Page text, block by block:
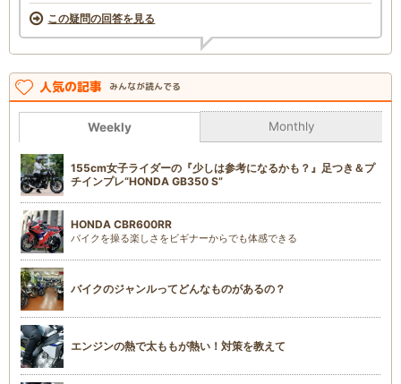
この疑問の回答を見る
人気の記事 みんなが読んでる
Weekly Monthly
155cm女子ライダーの『少しは参考になるかも？』足つき＆プ
チインプレ“HONDA GB350 S”
HONDA CBR600RR
バイクを操る楽しさをビギナーからでも体感できる
バイクのジャンルってどんなものがあるの？
エンジンの熱で太ももが熱い！対策を教えて